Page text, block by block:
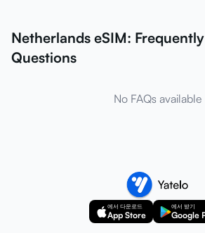
Netherlands eSIM:
Questions
No FAQs available
에서 다운로드
App Store
에서 받기
Google